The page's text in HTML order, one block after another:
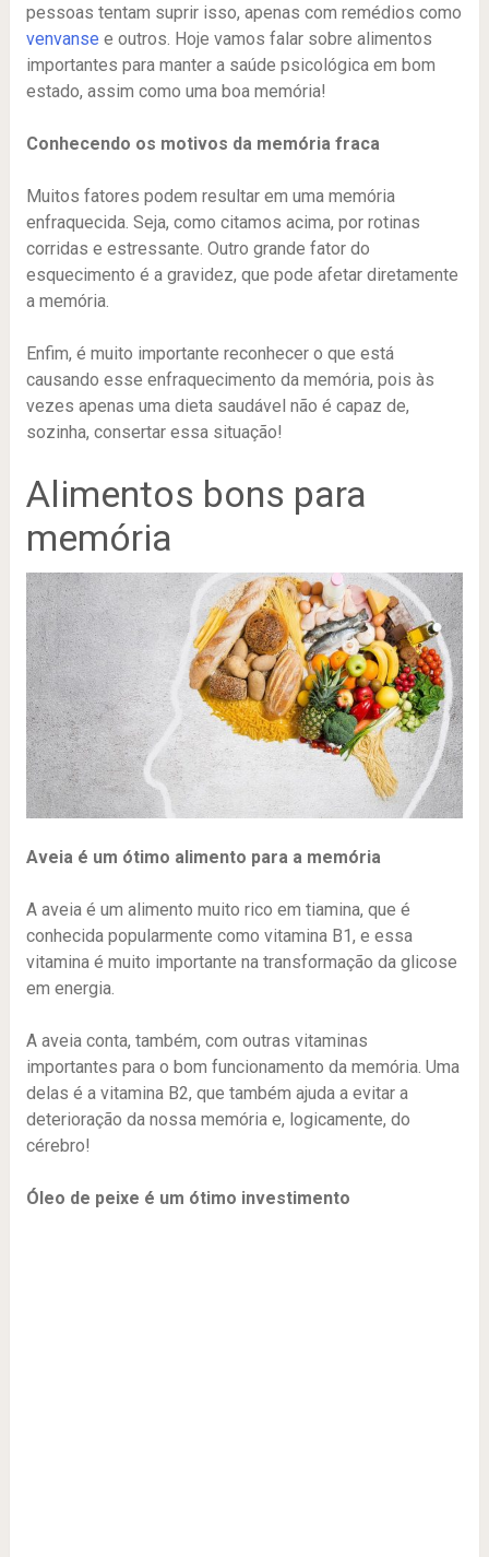
pessoas tentam suprir isso, apenas com remédios como
venvanse e outros. Hoje vamos falar sobre alimentos
importantes para manter a saúde psicológica em bom
estado, assim como uma boa memória!
Conhecendo os motivos da memória fraca
Muitos fatores podem resultar em uma memória
enfraquecida. Seja, como citamos acima, por rotinas
corridas e estressante. Outro grande fator do
esquecimento é a gravidez, que pode afetar diretamente
a memória.
Enfim, é muito importante reconhecer o que está
causando esse enfraquecimento da memória, pois às
vezes apenas uma dieta saudável não é capaz de,
sozinha, consertar essa situação!
Alimentos bons para
memória
Aveia é um ótimo alimento para a memória
A aveia é um alimento muito rico em tiamina, que é
conhecida popularmente como vitamina B1, e essa
vitamina é muito importante na transformação da glicose
em energia.
A aveia conta, também, com outras vitaminas
importantes para o bom funcionamento da memória. Uma
delas é a vitamina B2, que também ajuda a evitar a
deterioração da nossa memória e, logicamente, do
cérebro!
Óleo de peixe é um ótimo investimento